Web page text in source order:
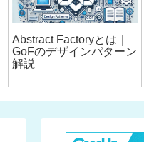
Abstract Factoryとは｜
GoFのデザインパターン
解説